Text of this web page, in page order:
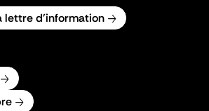
lettre d'information